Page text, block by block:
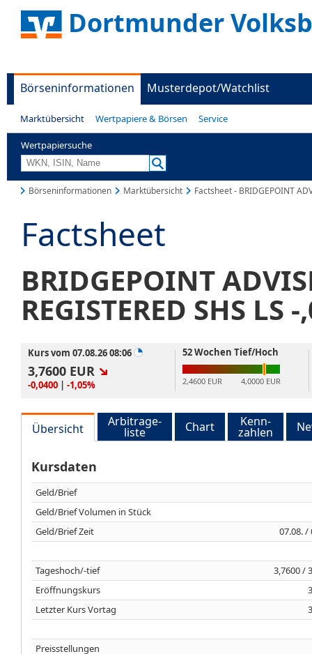
Dortmunder
Börseninformationen Musterdepot/Watchlist
Marktübersicht Wertpapiere & Börsen Service
Wertpapiersuche
Börseninformationen Marktübersicht Factsheet - BRIDGEPOINT
Factsheet
BRIDGEPOINT
REGISTERED SHS LS
Kurs vom 07.08.26 08:06
3,7600 EUR
-0,0400 | -1,05%
52 Wochen Tief/Hoch
2,4600 EUR 4,0000 EUR
Übersicht Arbitrage-
liste Chart Kenn-
zahlen
Kursdaten
Geld/Brief
Geld/Brief Volumen in Stück
Geld/Brief Zeit
07.08. /
Tageshoch/-tief
3,7600 /
Eröffnungskurs
Letzter Kurs Vortag
Preisstellungen